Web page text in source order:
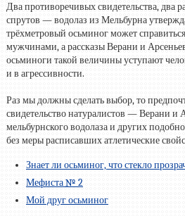
Два противоречивых свидетельства, два
спрутов — водолаз из Мельбурна
трёхметровый осьминог может
мужчинами, а рассказы Верани и
осьминоги такой величины уступают
и в агрессивности.
Раз мы должны сделать выбор, то
свидетельство натуралистов — Верани и
мельбурнского водолаза и других
без меры расписавших атлетические
Знает ли осьминог, что стекло
Мефиста № 2
Мой друг осьминог